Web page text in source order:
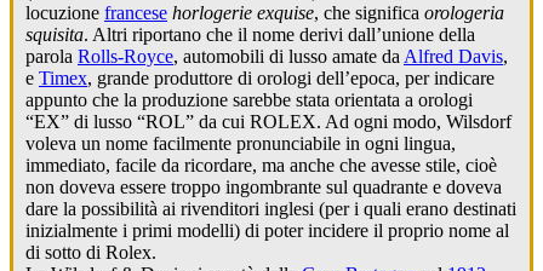
locuzione francese horlogerie exquise, che significa orologeria
squisita. Altri riportano che il nome derivi dall’unione della
parola Rolls-Royce, automobili di lusso amate da Alfred Davis,
e Timex, grande produttore di orologi dell’epoca, per indicare
appunto che la produzione sarebbe stata orientata a orologi
“EX” di lusso “ROL” da cui ROLEX. Ad ogni modo, Wilsdorf
voleva un nome facilmente pronunciabile in ogni lingua,
immediato, facile da ricordare, ma anche che avesse stile, cioè
non doveva essere troppo ingombrante sul quadrante e doveva
dare la possibilità ai rivenditori inglesi (per i quali erano destinati
inizialmente i primi modelli) di poter incidere il proprio nome al
di sotto di Rolex.